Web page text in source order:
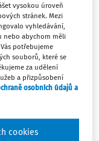
začátek…
dnů.
vysokou úroveň
stránek. Mezi
vyhledávání,
nebo abychom měli
potřebujeme
souborů, které se
za udělení
a přizpůsobení
osobních údajů a
cookies